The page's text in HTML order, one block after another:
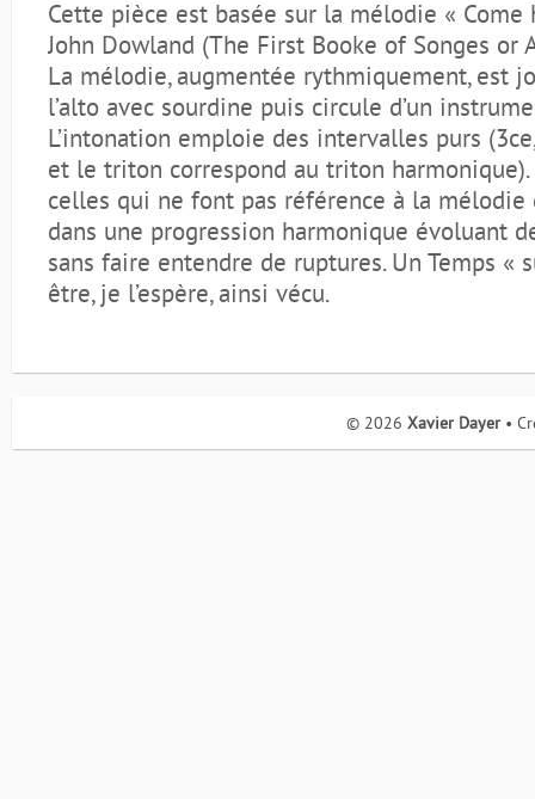
Cette pièce est basée sur la mélodie « Come
John Dowland (The First Booke of Songes or
La mélodie, augmentée rythmiquement, est
l’alto avec sourdine puis circule d’un
L’intonation emploie des intervalles purs
et le triton correspond au triton
celles qui ne font pas référence à la mélodie
dans une progression harmonique évoluant
sans faire entendre de ruptures. Un Temps «
être, je l’espère, ainsi vécu.
© 2026 Xavier Dayer •